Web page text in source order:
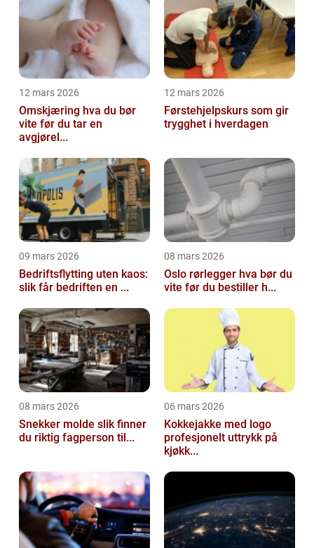
12 mars 2026
Omskjæring hva du bør
vite før du tar en
avgjørel...
12 mars 2026
Førstehjelpskurs som gir
trygghet i hverdagen
09 mars 2026
Bedriftsflytting uten kaos:
slik får bedriften en ...
08 mars 2026
Oslo rørlegger hva bør du
vite før du bestiller h...
08 mars 2026
Snekker molde slik finner
du riktig fagperson til...
06 mars 2026
Kokkejakke med logo
profesjonelt uttrykk på
kjøkk...